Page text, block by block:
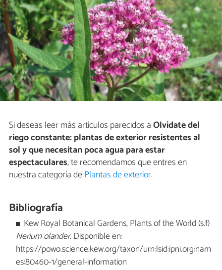
Si deseas leer más artículos parecidos aOlvídate del
riego constante: plantas de exterior resistentes al
sol y que necesitan poca agua para estar
espectaculares, te recomendamos que entres en
nuestra categoría dePlantas de exterior.
Bibliografía
Kew Royal Botanical Gardens, Plants of the World (s.f)
Nerium olander.Disponible en:
https://powo.science.kew.org/taxon/urn:lsid:ipni.org:nam
es:80460-1/general-information